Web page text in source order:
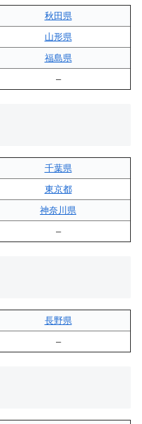
秋田県
山形県
福島県
–
千葉県
東京都
神奈川県
–
長野県
–